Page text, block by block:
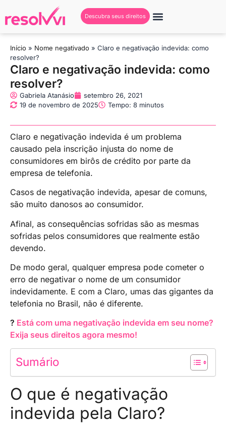
Descubra seus direitos
Início » Nome negativado » Claro e negativação indevida: como
resolver?
Claro e negativação indevida: como
resolver?
Gabriela Atanásio
setembro 26, 2021
19 de novembro de 2025
Tempo: 8 minutos
Claro e negativação indevida é um problema
causado pela inscrição injusta do nome de
consumidores em birôs de crédito por parte da
empresa de telefonia.
Casos de negativação indevida, apesar de comuns,
são muito danosos ao consumidor.
Afinal, as consequências sofridas são as mesmas
sofridas pelos consumidores que realmente estão
devendo.
De modo geral, qualquer empresa pode cometer o
erro de negativar o nome de um consumidor
indevidamente. E com a Claro, umas das gigantes da
telefonia no Brasil, não é diferente.
? Está com uma negativação indevida em seu nome?
Exija seus direitos agora mesmo!
Sumário
O que é negativação
indevida pela Claro?